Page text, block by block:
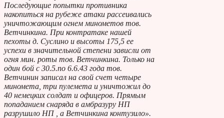
Последующие попытки противника
накопиться на рубеже атаки рассеивались
уничтожающим огнем минометов тов.
Ветчинкина. При контратаке нашей
пехоты д. Суслино и высоты 175,5 ее
успехи в значительной степени зависли от
огня мин. роты тов. Ветчинкина. Только на
один бой с 30.5.по 6.6.43 года тов.
Ветчинин записал на свой счет четыре
миномета, три пулемета и уничтожил до
40 немецких солдат и офицеров. Прямым
попаданием снаряда в амбразуру НП
разрушило НП , а Ветчинкина контузило».